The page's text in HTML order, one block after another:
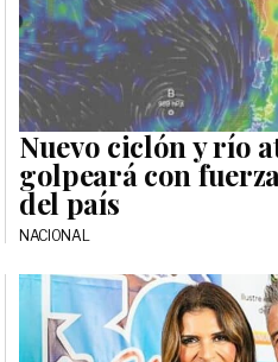
Nuevo ciclón y río
golpeará con
del país
NACIONAL